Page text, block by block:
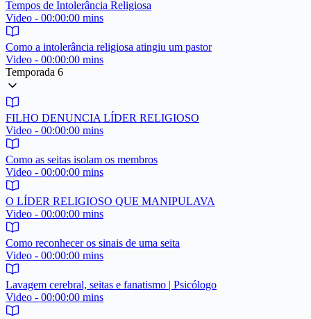
Tempos de Intolerância Religiosa
Video - 00:00:00 mins
Como a intolerância religiosa atingiu um pastor
Video - 00:00:00 mins
Temporada 6
FILHO DENUNCIA LÍDER RELIGIOSO
Video - 00:00:00 mins
Como as seitas isolam os membros
Video - 00:00:00 mins
O LÍDER RELIGIOSO QUE MANIPULAVA
Video - 00:00:00 mins
Como reconhecer os sinais de uma seita
Video - 00:00:00 mins
Lavagem cerebral, seitas e fanatismo | Psicólogo
Video - 00:00:00 mins